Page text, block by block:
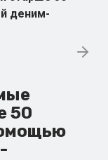
деним-
50